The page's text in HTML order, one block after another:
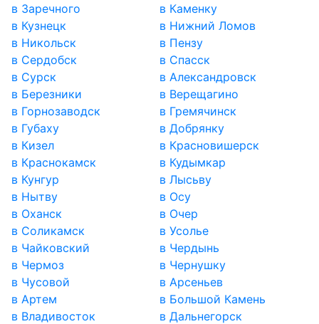
в Заречного
в Каменку
в Кузнецк
в Нижний Ломов
в Никольск
в Пензу
в Сердобск
в Спасск
в Сурск
в Александровск
в Березники
в Верещагино
в Горнозаводск
в Гремячинск
в Губаху
в Добрянку
в Кизел
в Красновишерск
в Краснокамск
в Кудымкар
в Кунгур
в Лысьву
в Нытву
в Осу
в Оханск
в Очер
в Соликамск
в Усолье
в Чайковский
в Чердынь
в Чермоз
в Чернушку
в Чусовой
в Арсеньев
в Артем
в Большой Камень
в Владивосток
в Дальнегорск